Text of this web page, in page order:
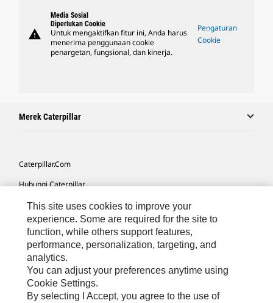
warning
Media Sosial
Diperlukan Cookie
Untuk mengaktifkan fitur ini, Anda harus
menerima penggunaan cookie
penargetan, fungsional, dan kinerja.
Pengaturan
Cookie
Merek Caterpillar
Caterpillar.com
Hubungi Caterpillar
Preferensi Pemasaran Saya
Peta Situs
Cookie Settings
Hukum
Privasi
This site uses cookies to improve your
experience. Some are required for the site to
function, while others support features,
performance, personalization, targeting, and
analytics.
You can adjust your preferences anytime using
Cookie Settings.
By selecting I Accept, you agree to the use of